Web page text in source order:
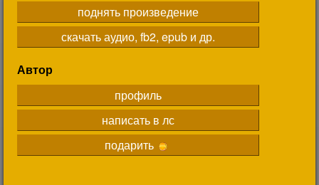
поднять произведение
скачать аудио, fb2, epub и др.
Автор
профиль
написать в лс
подарить